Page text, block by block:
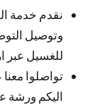
نقدم خدمة
وتوصيل
للغسيل
تواصلوا
اليكم ورشة